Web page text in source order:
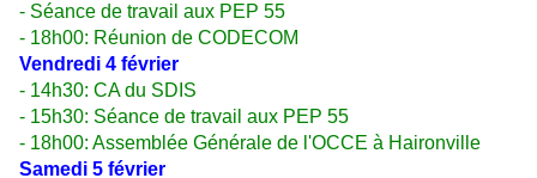
- Séance de travail aux PEP 55
- 18h00: Réunion de CODECOM
Vendredi 4 février
- 14h30: CA du SDIS
- 15h30: Séance de travail aux PEP 55
- 18h00: Assemblée Générale de l'OCCE à Haironville
Samedi 5 février